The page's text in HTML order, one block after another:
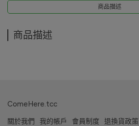
商品描述
商品描述
ComeHere.tcc
關於我們 我的帳戶 會員制度 退換貨政策